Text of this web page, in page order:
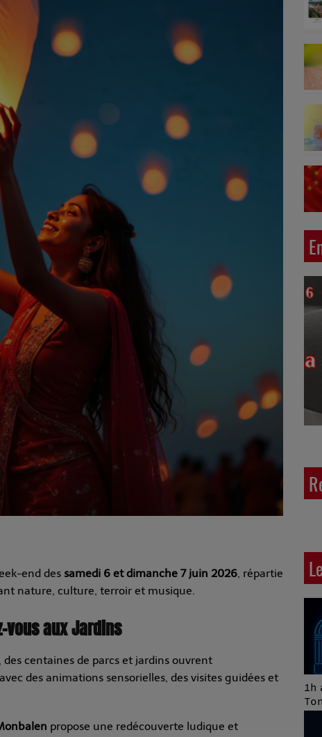
end des samedi 6 et dimanche 7 juin 2026, répartie
nature, culture, terroir et musique.
vous aux Jardins
centaines de parcs et jardins ouvrent
des animations sensorielles, des visites guidées et
propose une redécouverte ludique et
Art of Mixing Series
1h